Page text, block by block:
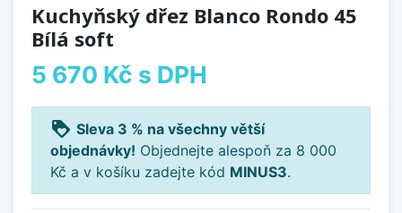
Kuchyňský dřez Blanco Rondo 45
Bílá soft
5 670 Kč s DPH
loyalty Sleva 3 % na všechny větší
objednávky! Objednejte alespoň za 8 000
Kč a v košíku zadejte kód MINUS3.